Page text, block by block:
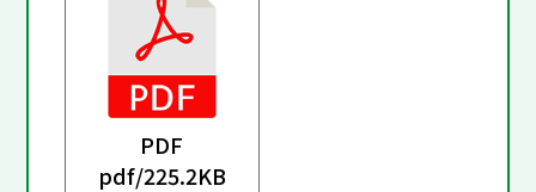
PDF
pdf/225.2KB